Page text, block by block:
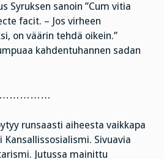
Syruksen sanoin ”Cum vitia
facit. – Jos virheen
on väärin tehdä oikein.”
kahdentuhannen sadan
runsaasti aiheesta vaikkapa
Sivuavia
Jutussa mainittu